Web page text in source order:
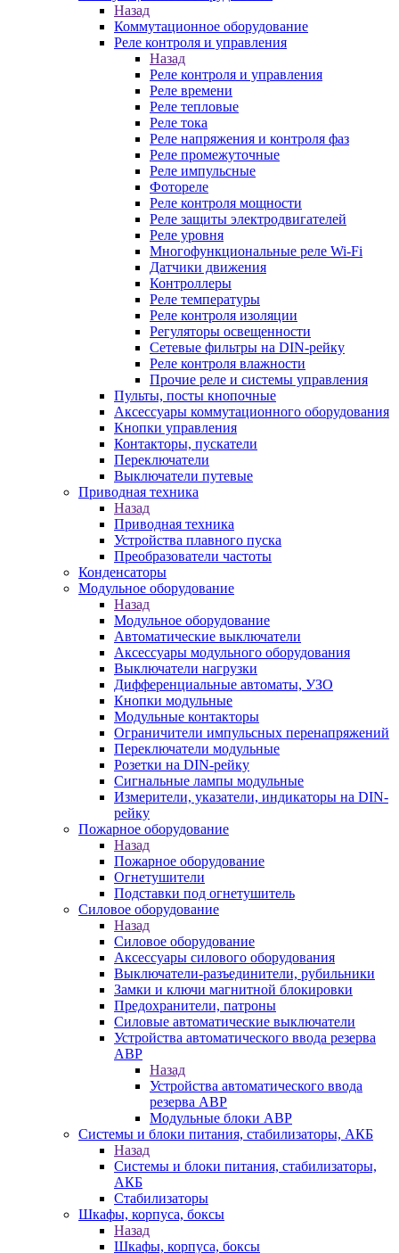
Назад
Коммутационное оборудование
Реле контроля и управления
Назад
Реле контроля и управления
Реле времени
Реле тепловые
Реле тока
Реле напряжения и контроля фаз
Реле промежуточные
Реле импульсные
Фотореле
Реле контроля мощности
Реле защиты электродвигателей
Реле уровня
Многофункциональные реле Wi-Fi
Датчики движения
Контроллеры
Реле температуры
Реле контроля изоляции
Регуляторы освещенности
Сетевые фильтры на DIN-рейку
Реле контроля влажности
Прочие реле и системы управления
Пульты, посты кнопочные
Аксессуары коммутационного оборудования
Кнопки управления
Контакторы, пускатели
Переключатели
Выключатели путевые
Приводная техника
Назад
Приводная техника
Устройства плавного пуска
Преобразователи частоты
Конденсаторы
Модульное оборудование
Назад
Модульное оборудование
Автоматические выключатели
Аксессуары модульного оборудования
Выключатели нагрузки
Дифференциальные автоматы, УЗО
Кнопки модульные
Модульные контакторы
Ограничители импульсных перенапряжений
Переключатели модульные
Розетки на DIN-рейку
Сигнальные лампы модульные
Измерители, указатели, индикаторы на DIN-
рейку
Пожарное оборудование
Назад
Пожарное оборудование
Огнетушители
Подставки под огнетушитель
Силовое оборудование
Назад
Силовое оборудование
Аксессуары силового оборудования
Выключатели-разъединители, рубильники
Замки и ключи магнитной блокировки
Предохранители, патроны
Силовые автоматические выключатели
Устройства автоматического ввода резерва
АВР
Назад
Устройства автоматического ввода
резерва АВР
Модульные блоки АВР
Системы и блоки питания, стабилизаторы, АКБ
Назад
Системы и блоки питания, стабилизаторы,
АКБ
Стабилизаторы
Шкафы, корпуса, боксы
Назад
Шкафы, корпуса, боксы